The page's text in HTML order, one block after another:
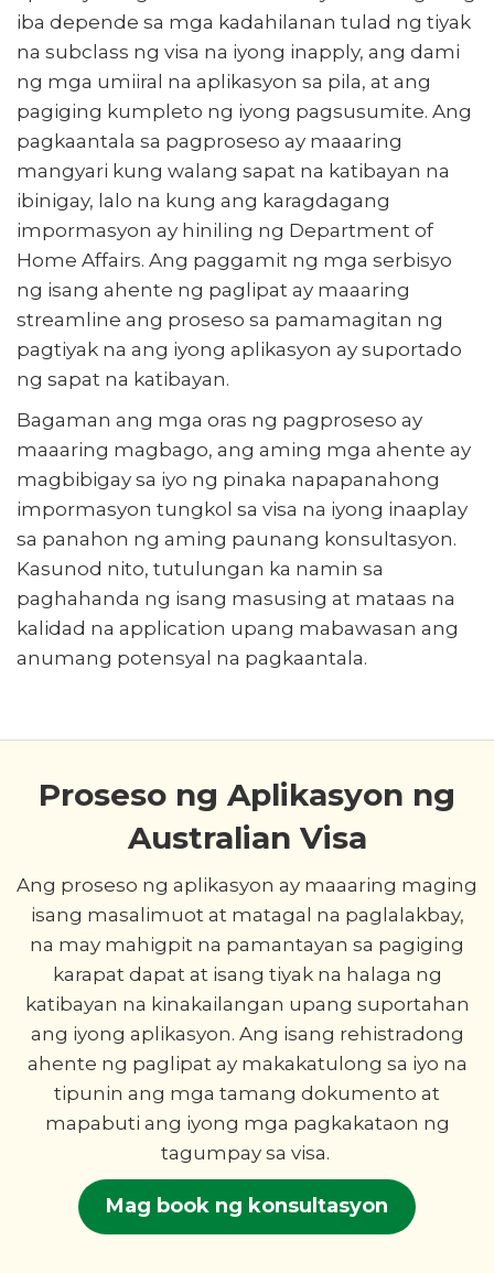
iba depende sa mga kadahilanan tulad ng tiyak
na subclass ng visa na iyong inapply, ang dami
ng mga umiiral na aplikasyon sa pila, at ang
pagiging kumpleto ng iyong pagsusumite. Ang
pagkaantala sa pagproseso ay maaaring
mangyari kung walang sapat na katibayan na
ibinigay, lalo na kung ang karagdagang
impormasyon ay hiniling ng Department of
Home Affairs. Ang paggamit ng mga serbisyo
ng isang ahente ng paglipat ay maaaring
streamline ang proseso sa pamamagitan ng
pagtiyak na ang iyong aplikasyon ay suportado
ng sapat na katibayan.
Bagaman ang mga oras ng pagproseso ay
maaaring magbago, ang aming mga ahente ay
magbibigay sa iyo ng pinaka napapanahong
impormasyon tungkol sa visa na iyong inaaplay
sa panahon ng aming paunang konsultasyon.
Kasunod nito, tutulungan ka namin sa
paghahanda ng isang masusing at mataas na
kalidad na application upang mabawasan ang
anumang potensyal na pagkaantala.
Proseso ng Aplikasyon ng
Australian Visa
Ang proseso ng aplikasyon ay maaaring maging
isang masalimuot at matagal na paglalakbay,
na may mahigpit na pamantayan sa pagiging
karapat dapat at isang tiyak na halaga ng
katibayan na kinakailangan upang suportahan
ang iyong aplikasyon. Ang isang rehistradong
ahente ng paglipat ay makakatulong sa iyo na
tipunin ang mga tamang dokumento at
mapabuti ang iyong mga pagkakataon ng
tagumpay sa visa.
Mag book ng konsultasyon